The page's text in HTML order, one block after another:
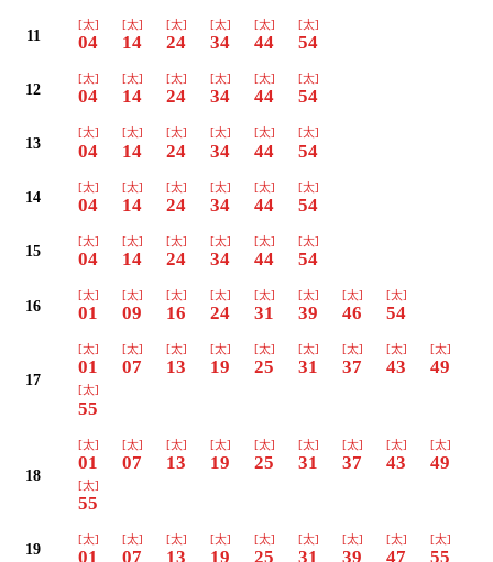
11
[太]
04
[太]
14
[太]
24
[太]
34
[太]
44
[太]
54
12
[太]
04
[太]
14
[太]
24
[太]
34
[太]
44
[太]
54
13
[太]
04
[太]
14
[太]
24
[太]
34
[太]
44
[太]
54
14
[太]
04
[太]
14
[太]
24
[太]
34
[太]
44
[太]
54
15
[太]
04
[太]
14
[太]
24
[太]
34
[太]
44
[太]
54
16
[太]
01
[太]
09
[太]
16
[太]
24
[太]
31
[太]
39
[太]
46
[太]
54
17
[太]
01
[太]
07
[太]
13
[太]
19
[太]
25
[太]
31
[太]
37
[太]
43
[太]
49
[太]
55
18
[太]
01
[太]
07
[太]
13
[太]
19
[太]
25
[太]
31
[太]
37
[太]
43
[太]
49
[太]
55
19
[太]
01
[太]
07
[太]
13
[太]
19
[太]
25
[太]
31
[太]
39
[太]
47
[太]
55